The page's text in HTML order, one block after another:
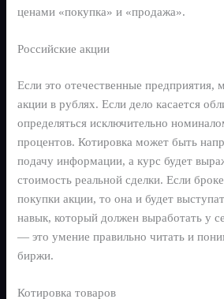
ценами «покупка» и «продажа».
Российские акции
Если это отечественные предприятия,
акции в рублях. Если дело касается
определяться исключительно
процентов. Котировка может быть
подачу информации, а курс будет
стоимость реальной сделки. Если
покупки акции, то она и будет
навык, который должен выработать у
— это умение правильно читать и
биржи.
Котировка товаров